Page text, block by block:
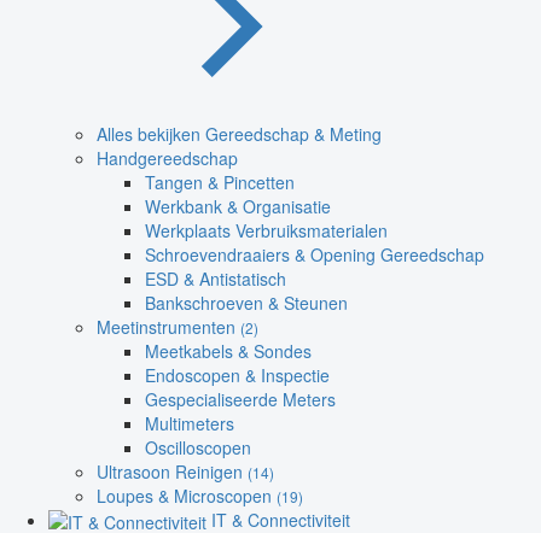
Alles bekijken Gereedschap & Meting
Handgereedschap
Tangen & Pincetten
Werkbank & Organisatie
Werkplaats Verbruiksmaterialen
Schroevendraaiers & Opening Gereedschap
ESD & Antistatisch
Bankschroeven & Steunen
Meetinstrumenten (2)
Meetkabels & Sondes
Endoscopen & Inspectie
Gespecialiseerde Meters
Multimeters
Oscilloscopen
Ultrasoon Reinigen (14)
Loupes & Microscopen (19)
IT & Connectiviteit